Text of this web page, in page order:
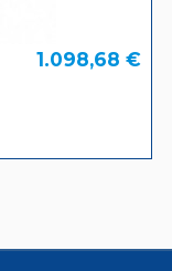
1.098,68 €